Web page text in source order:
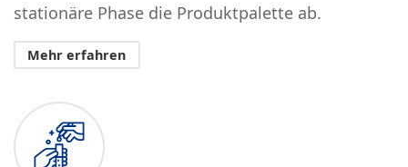
stationäre Phase die Produktpalette ab.
Mehr erfahren